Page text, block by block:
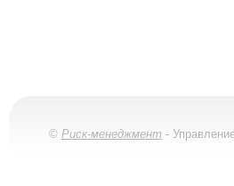
© Риск-менеджмент -